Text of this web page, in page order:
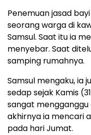
Penemuan jasad
seorang warga di
Samsul. Saat itu ia
menyebar. Saat
samping rumahnya.
Samsul mengaku, ia
sedap sejak Kamis
sangat mengganggu
akhirnya ia mencari
pada hari Jumat.